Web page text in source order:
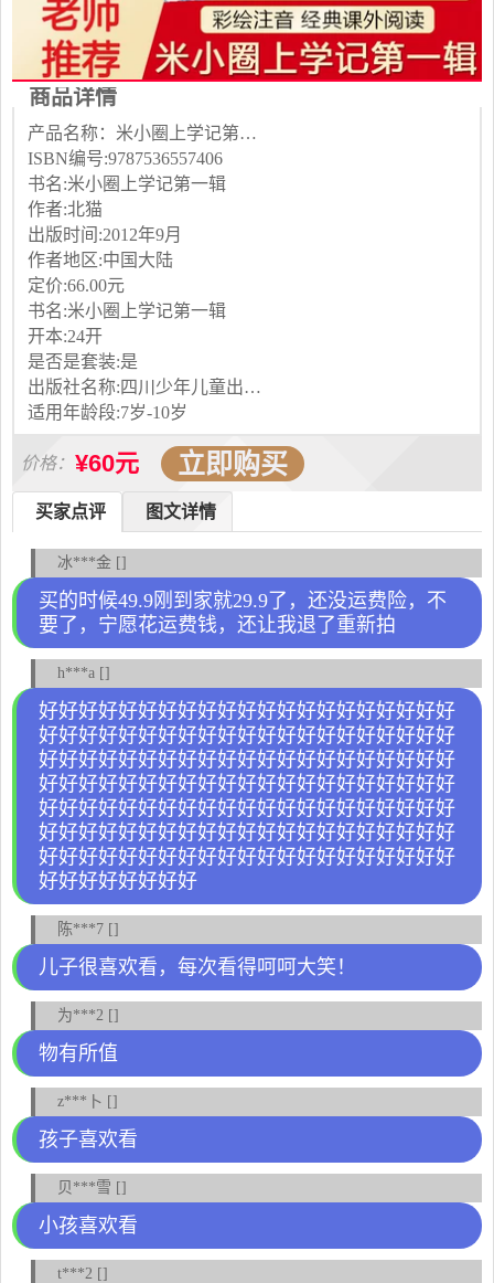
商品详情
产品名称：米小圈上学记第一辑
ISBN编号:9787536557406
书名:米小圈上学记第一辑
作者:北猫
出版时间:2012年9月
作者地区:中国大陆
定价:66.00元
书名:米小圈上学记第一辑
开本:24开
是否是套装:是
出版社名称:四川少年儿童出版社
适用年龄段:7岁-10岁
价格： ¥60元 立即购买
图文详情
买家点评
冰***金 []
买的时候49.9刚到家就29.9了，还没运费险，不
要了，宁愿花运费钱，还让我退了重新拍
h***a []
好好好好好好好好好好好好好好好好好好好好好
好好好好好好好好好好好好好好好好好好好好好
好好好好好好好好好好好好好好好好好好好好好
好好好好好好好好好好好好好好好好好好好好好
好好好好好好好好好好好好好好好好好好好好好
好好好好好好好好好好好好好好好好好好好好好
好好好好好好好好好好好好好好好好好好好好好
好好好好好好好好
陈***7 []
儿子很喜欢看，每次看得呵呵大笑！
为***2 []
物有所值
z***卜 []
孩子喜欢看
贝***雪 []
小孩喜欢看
t***2 []